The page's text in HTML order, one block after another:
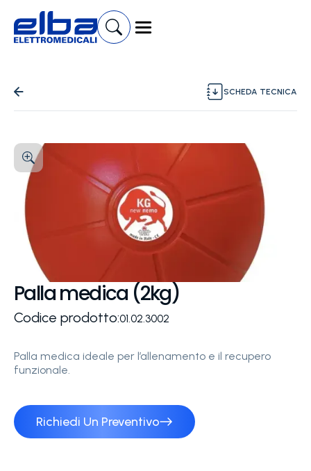
SCHEDA TECNICA
Palla medica (2kg)
Codice prodotto:01.02.3002
Palla medica ideale per l’allenamento e il recupero
funzionale.
Richiedi Un Preventivo